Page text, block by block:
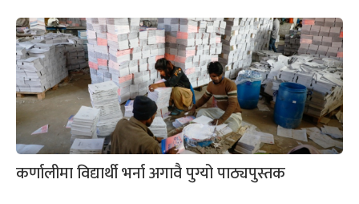
कर्णालीमा विद्यार्थी भर्ना अगावै पुग्यो पाठ्यपुस्तक